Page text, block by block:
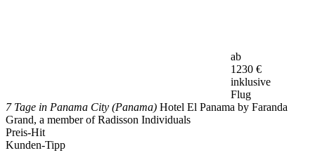
ab
1230 €
inklusive
Flug
7 Tage in Panama City (Panama) Hotel El Panama by Faranda
Grand, a member of Radisson Individuals
Preis-Hit
Kunden-Tipp